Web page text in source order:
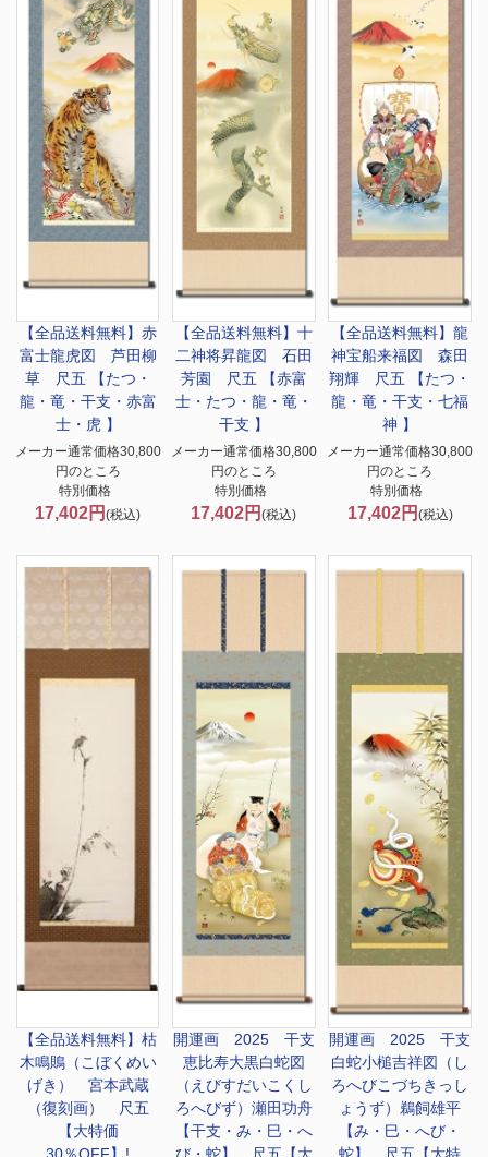
【全品送料無料】 赤
富士龍虎図 芦田柳
草 尺五 【たつ・
龍・竜・干支・赤富
士・虎 】
メーカー通常価格30,800
円のところ
特別価格
17,402円(税込)
【全品送料無料】 十
二神将昇龍図 石田
芳園 尺五 【赤富
士・たつ・龍・竜・
干支 】
メーカー通常価格30,800
円のところ
特別価格
17,402円(税込)
【全品送料無料】龍
神宝船来福図 森田
翔輝 尺五 【たつ・
龍・竜・干支・七福
神 】
メーカー通常価格30,800
円のところ
特別価格
17,402円 (税込)
【全品送料無料】 枯
木鳴鵙（こぼくめい
げき） 宮本武蔵
（復刻画） 尺五
【大特価
開運画 2025 干支
恵比寿大黒白蛇図
（えびすだいこくし
ろへびず）瀬田功舟
【干支・み・巳・へ
開運画 2025 干支
白蛇小槌吉祥図（し
ろへびこづちきっし
ょうず）鵜飼雄平
【み・巳・へび・